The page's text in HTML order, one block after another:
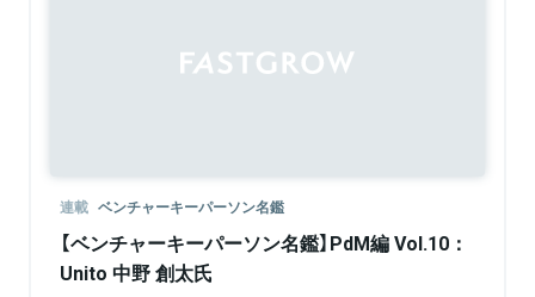
連載 ベンチャーキーパーソン名鑑
【ベンチャーキーパーソン名鑑】PdM編 Vol.10：
Unito 中野 創太氏